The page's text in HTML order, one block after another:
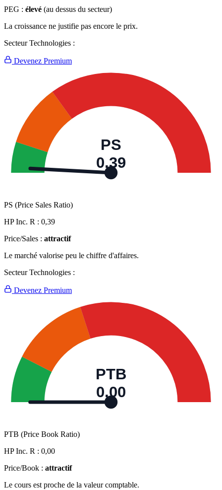
PEG : élevé (au dessus du secteur)
La croissance ne justifie pas encore le prix.
Secteur Technologies :
Devenez Premium
PS
0,39
PS (Price Sales Ratio)
HP Inc. R : 0,39
Price/Sales : attractif
Le marché valorise peu le chiffre d'affaires.
Secteur Technologies :
Devenez Premium
PTB
0,00
PTB (Price Book Ratio)
HP Inc. R : 0,00
Price/Book : attractif
Le cours est proche de la valeur comptable.